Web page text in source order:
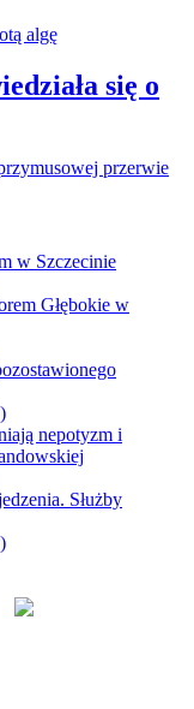
się o
w Szczecinie
Głębokie w
nepotyzm i
Służby